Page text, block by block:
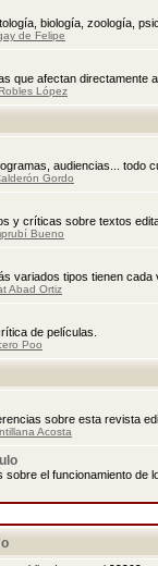
biología, zoología,
de Felipe
que afectan directamente
López
audiencias... todo
Gordo
y críticas sobre textos
Bueno
variados tipos tienen cada
Abad Ortiz
de películas.
Poo
sobre esta revista
Acosta
sobre el funcionamiento de